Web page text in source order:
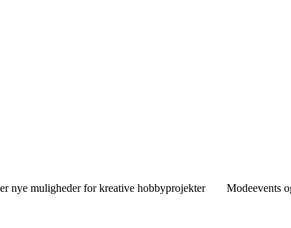
nye muligheder for kreative hobbyprojekter
Modeevents